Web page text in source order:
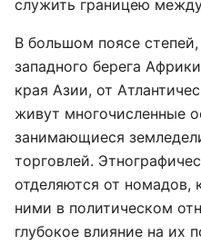
служить границею
В большом поясе
западного берега
края Азии, от
живут многочисленные
занимающиеся
торговлей.
отделяются от номадов,
ними в политическом
глубокое влияние на их